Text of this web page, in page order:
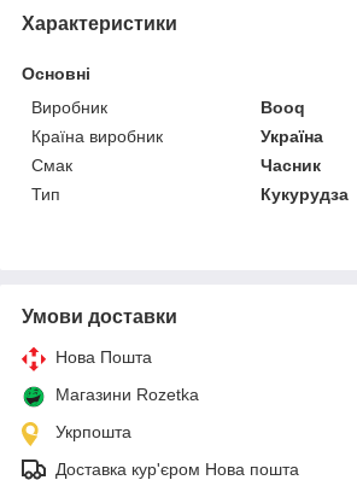
Характеристики
Основні
Виробник
Booq
Країна виробник
Україна
Смак
Часник
Тип
Кукурудза
Умови доставки
Нова Пошта
Магазини Rozetka
Укрпошта
Доставка кур'єром Нова пошта